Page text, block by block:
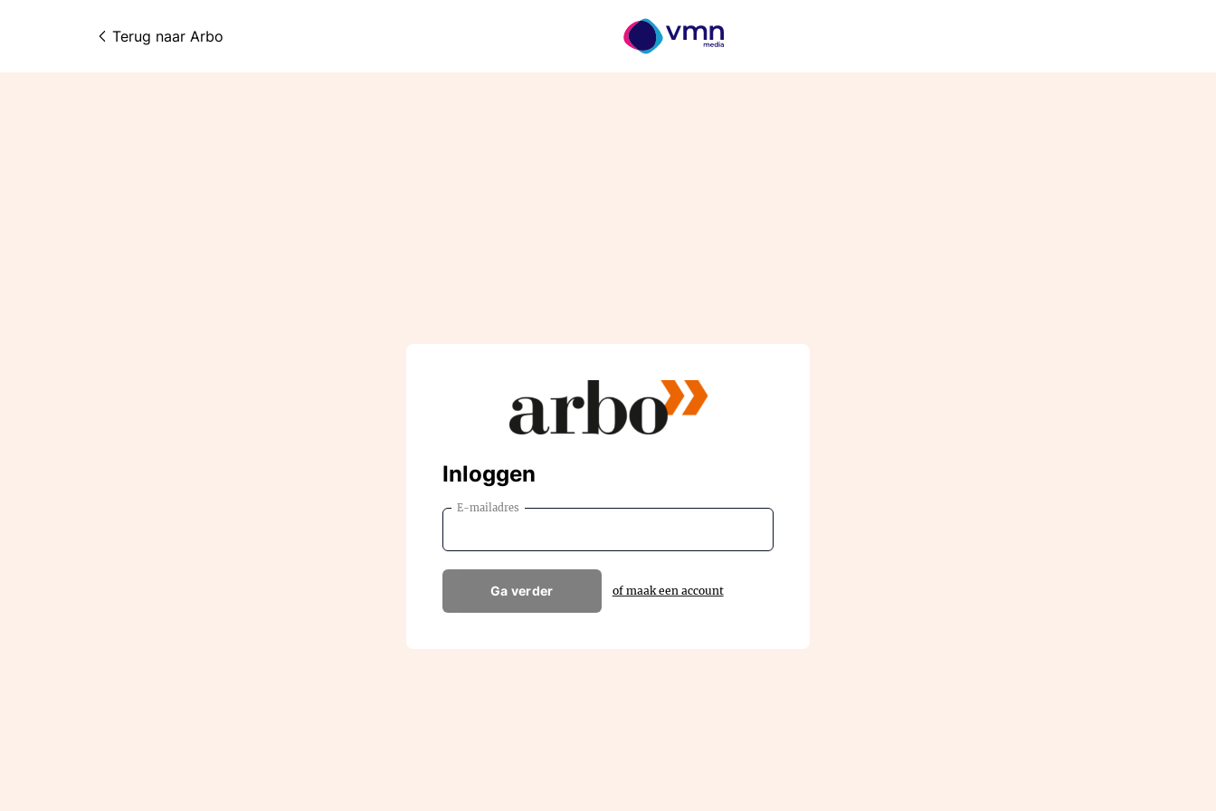
Terug naar Arbo
Inloggen
E-mailadres
Ga verder of maak een account